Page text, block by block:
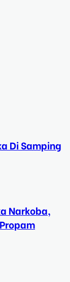
Di Samping
Narkoba,